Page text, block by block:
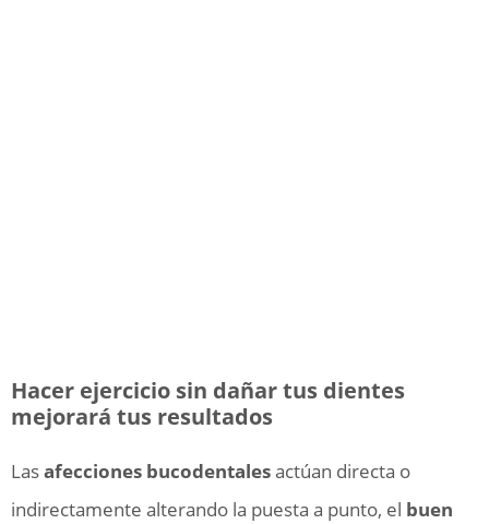
Hacer ejercicio sin dañar tus dientes
mejorará tus resultados
Lasafecciones bucodentalesactúan directa o
indirectamente alterando la puesta a punto, el buen